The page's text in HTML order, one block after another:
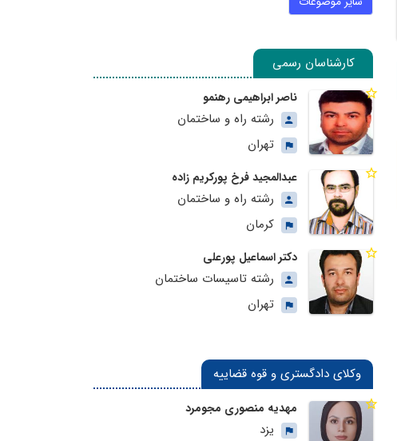
کارشناسان رسمی
ناصر ابراهیمی رهنمو
رشته راه و ساختمان
تهران
عبدالمجید فرخ پورکریم زاده
رشته راه و ساختمان
کرمان
دکتر اسماعیل پورعلی
رشته تاسیسات ساختمان
تهران
وکلای دادگستری و قوه قضاییه
مهدیه منصوری مجومرد
یزد